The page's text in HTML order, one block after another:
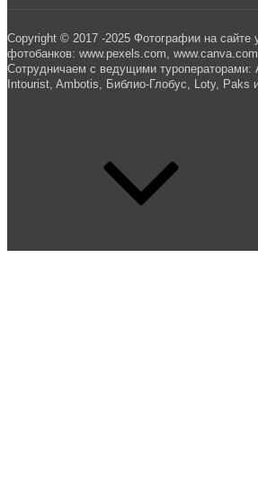
Copyright © 2017 -2025 Фотографии на
фотобанков: www.pexels.com,
Сотрудничаем с ведущими туроператорами:
Intourist, Ambotis, Библио-Глобус, Loty, Paks